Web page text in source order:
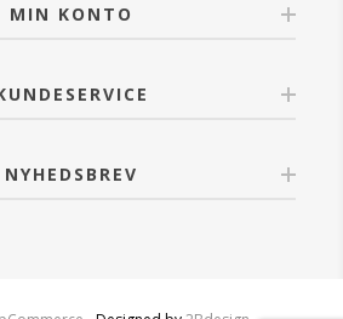
MIN KONTO
NYHEDSBREV